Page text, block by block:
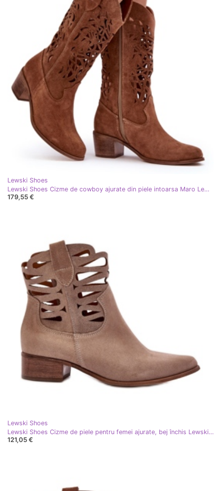
Lewski Shoes
Lewski Shoes Cizme de cowboy ajurate din piele intoarsa Maro Lewski 3320
179,55 €
Lewski Shoes
Lewski Shoes Cizme de piele pentru femei ajurate, bej închis Lewski 3329
121,05 €